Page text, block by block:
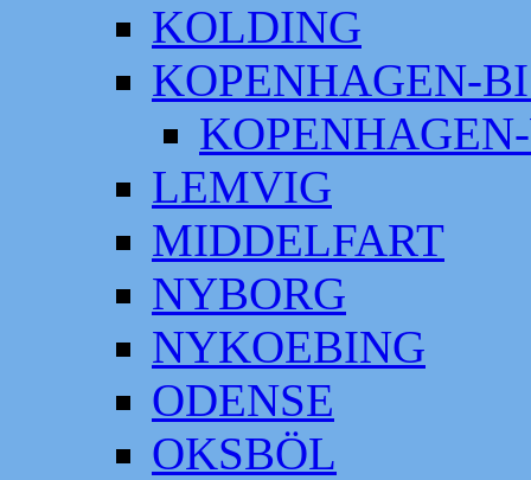
KOLDING
KOPENHAGEN-
LEMVIG
MIDDELFART
NYBORG
NYKOEBING
ODENSE
OKSBÖL